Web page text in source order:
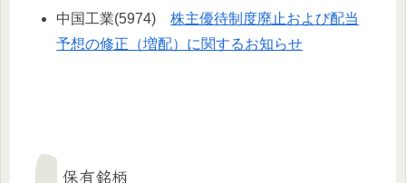
中国工業(5974)株主優待制度廃止および配当
予想の修正（増配）に関するお知らせ
保有銘柄